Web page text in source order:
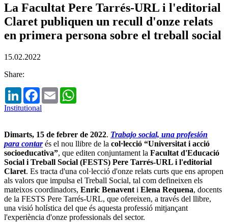
La Facultat Pere Tarrés-URL i l'editorial
Claret publiquen un recull d'onze relats
en primera persona sobre el treball social
15.02.2022
Share:
LinkedInFacebook
Email
Institutional
Dimarts, 15 de febrer de 2022. Trabajo social, una profesión
para contarés el nou llibre de la col·lecció “Universitat i acció
socioeducativa”, que editen conjuntament la Facultat d'Educació
Social i Treball Social (FESTS) Pere Tarrés-URL i l'editorial
Claret. Es tracta d'una col·lecció d'onze relats curts que ens apropen
als valors que impulsa el Treball Social, tal com defineixen els
mateixos coordinadors, Enric Benavent i Elena Requena, docents
de la FESTS Pere Tarrés-URL, que ofereixen, a través del llibre,
una visió holística del que és aquesta professió mitjançant
l'experiència d'onze professionals del sector.